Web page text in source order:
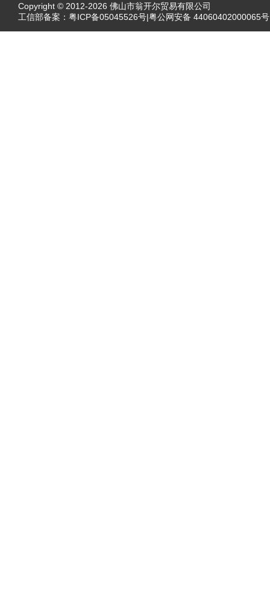
Copyright © 2012-2026 佛山市翁开尔贸易有限公司
工信部备案： 粤ICP备05045526号|粤公网安备 44060402000065号